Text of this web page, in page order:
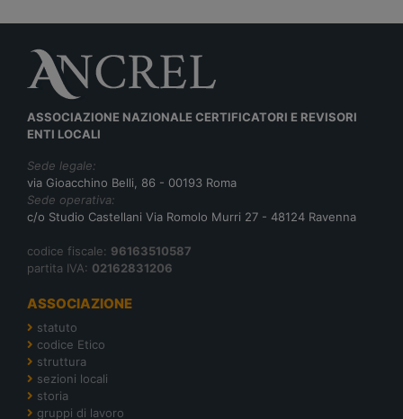
ASSOCIAZIONE NAZIONALE CERTIFICATORI E REVISORI
ENTI LOCALI
Sede legale:
via Gioacchino Belli, 86 - 00193 Roma
Sede operativa:
c/o Studio Castellani Via Romolo Murri 27 - 48124 Ravenna
codice fiscale: 96163510587
partita IVA: 02162831206
ASSOCIAZIONE
statuto
codice Etico
struttura
sezioni locali
storia
gruppi di lavoro